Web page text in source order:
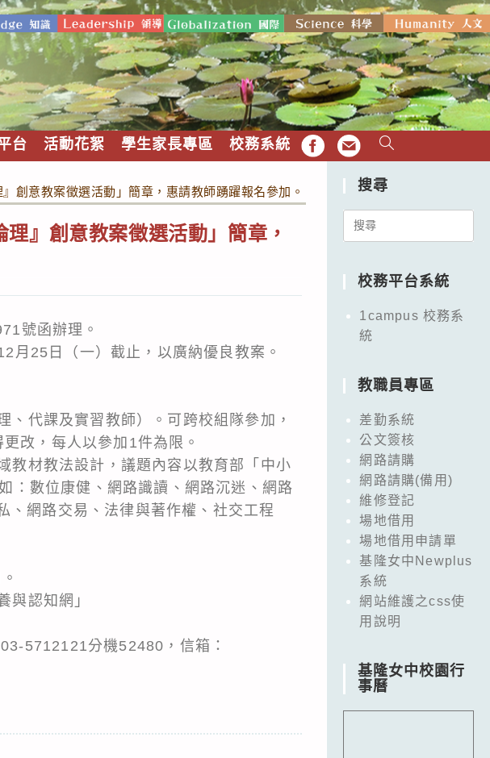
台 活動花絮 學生家長專區 校務系統 FB EMAIL
創意教案徵選活動」簡章，惠請教師踴躍報名參加。
』創意教案徵選活動」簡章，
號函辦理。
月25日（一）截止，以廣納優良教案。
代課及實習教師）。可跨校組隊參加，
改，每人以參加1件為限。
教材教法設計，議題內容以教育部「中小
數位康健、網路識讀、網路沉迷、網路
、網路交易、法律與著作權、社交工程
與認知網」
5712121分機52480，信箱：
搜尋
Search
校務平台系統
1campus 校務系
統
教職員專區
差勤系統
公文簽核
網路請購
網路請購(備用)
維修登記
場地借用
場地借用申請單
基隆女中Newplus
系統
網站維護之css使
用說明
基隆女中校園行
事曆